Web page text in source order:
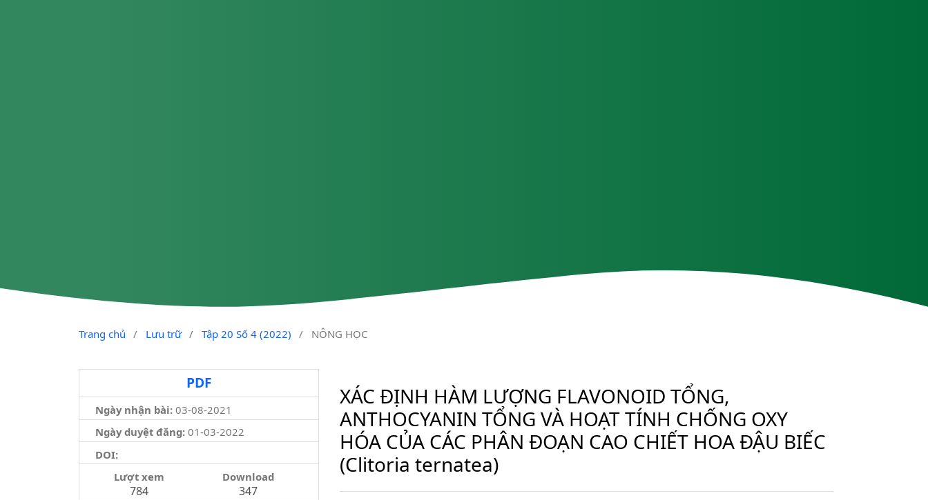
Trang chủ / Lưu trữ / Tập 20 Số 4 (2022) / NÔNG HỌC
PDF
Ngày nhận bài: 03-08-2021
Ngày duyệt đăng:01-03-2022
DOI:
Lượt xem
784
Download
347
XÁC ĐỊNH HÀM LƯỢNG FLAVONOID TỔNG,
ANTHOCYANIN TỔNG VÀ HOẠT TÍNH CHỐNG OXY
HÓA CỦA CÁC PHÂN ĐOẠN CAO CHIẾT HOA ĐẬU BIẾC
(Clitoria ternatea)